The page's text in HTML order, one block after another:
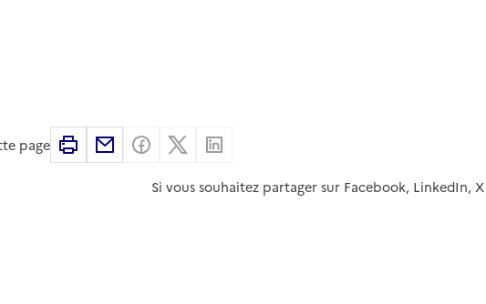
page ImprimerPartager par email
Partager sur Facebook
Partager sur X
Si vous souhaitez partager sur Facebook, LinkedIn,